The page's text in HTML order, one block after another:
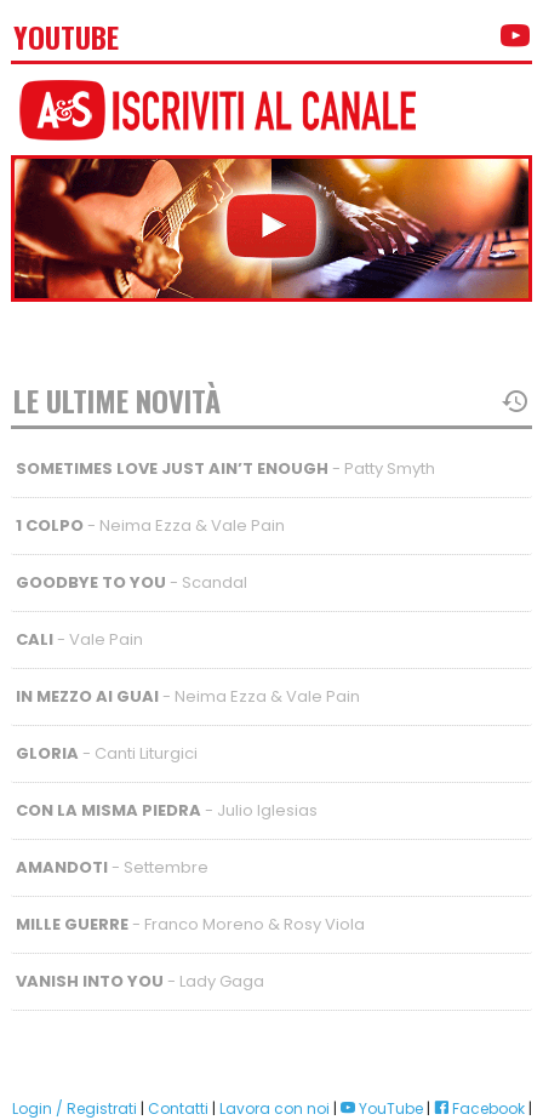
YOUTUBE
LE ULTIME NOVITÀ
SOMETIMES LOVE JUST AIN’T ENOUGH - Patty Smyth
1 COLPO- Neima Ezza & Vale Pain
GOODBYE TO YOU - Scandal
CALI- Vale Pain
IN MEZZO AI GUAI- Neima Ezza & Vale Pain
GLORIA - Canti Liturgici
CON LA MISMA PIEDRA - Julio Iglesias
AMANDOTI- Settembre
MILLE GUERRE- Franco Moreno & Rosy Viola
VANISH INTO YOU - Lady Gaga
Login / Registrati | Contatti | Lavora con noi | YouTube| Facebook|